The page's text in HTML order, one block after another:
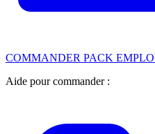
COMMANDER PACK
Aide pour commander :